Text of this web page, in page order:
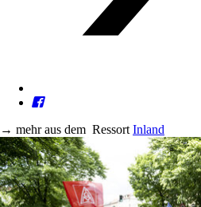
→ mehr aus dem Ressort Inland